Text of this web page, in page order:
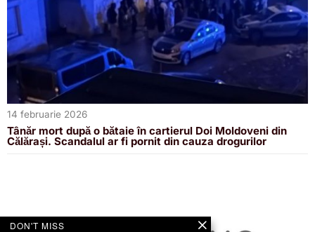
14 februarie 2026
Tânăr mort după o bătaie în cartierul Doi Moldoveni din
Călărași. Scandalul ar fi pornit din cauza drogurilor
DON'T MISS